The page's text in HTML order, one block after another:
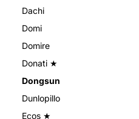
Dachi
Domi
Domire
Donati ★
Dongsun
Dunlopillo
Ecos ★